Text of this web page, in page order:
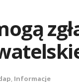
, Informacje